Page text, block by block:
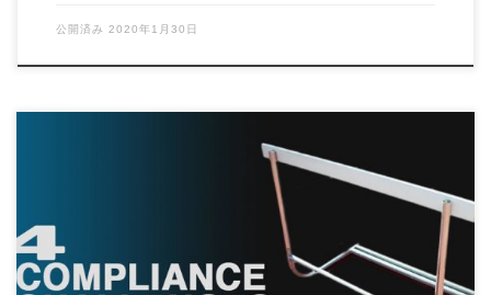
公開済み 2020年1月30日
ビジネスの短期的・長期的目標を計画するなかで、ソフトウ
ェア業界全般が対処するべきオープンソースコンプ […]